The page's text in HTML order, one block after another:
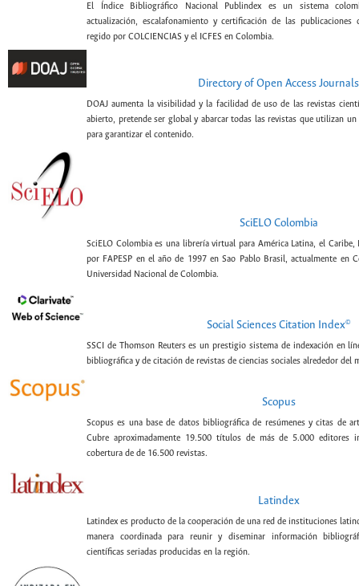
El Índice Bibliográfico Nacional Publindex es un sistema
actualización, escalafonamiento y certificación de las publicaciones
regido por COLCIENCIAS y el ICFES en Colombia.
Directory of Open Access Journals
DOAJ aumenta la visibilidad y la facilidad de uso de las revistas
abierto, pretende ser global y abarcar todas las revistas que utilizan
para garantizar el contenido.
SciELO Colombia
SciELO Colombia es una librería virtual para América Latina, el Caribe,
por FAPESP en el año de 1997 en Sao Pablo Brasil, actualmente en
Universidad Nacional de Colombia.
Social Sciences Citation Index©
SSCI de Thomson Reuters es un prestigio sistema de indexación en
bibliográfica y de citación de revistas de ciencias sociales alrededor del
Scopus
Scopus es una base de datos bibliográfica de resúmenes y citas de
Cubre aproximadamente 19.500 títulos de más de 5.000 editores
cobertura de de 16.500 revistas.
Latindex
Latindex es producto de la cooperación de una red de instituciones
manera coordinada para reunir y diseminar información
científicas seriadas producidas en la región.